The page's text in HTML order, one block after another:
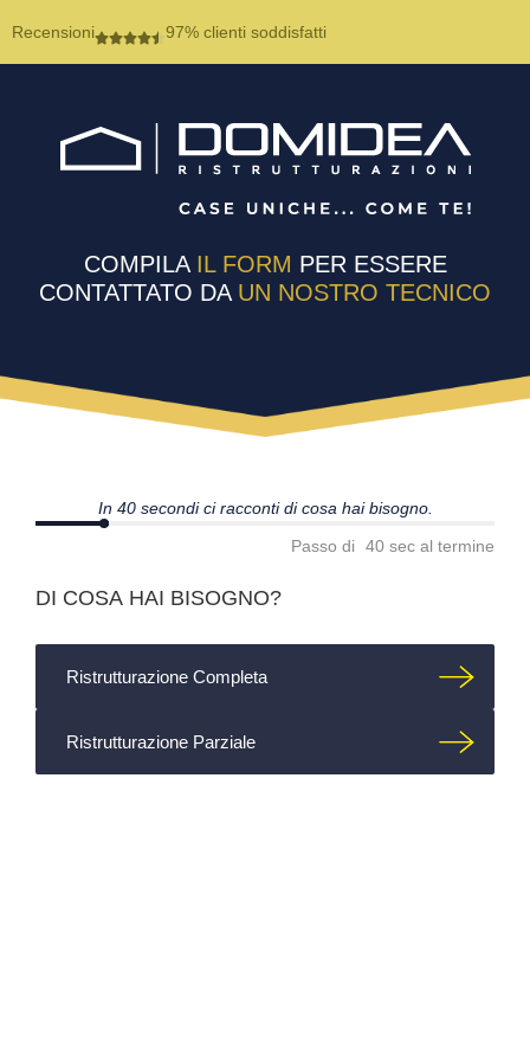
Recensioni 97% clienti soddisfatti
COMPILA IL FORM PER ESSERE
CONTATTATO DA UN NOSTRO TECNICO
In 40 secondi ci racconti di cosa hai bisogno.
Passo di - 40 sec al termine
DI COSA HAI BISOGNO?
Ristrutturazione Completa
Ristrutturazione Parziale